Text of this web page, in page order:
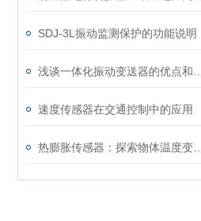
SDJ-3L振动监测保护的功能说明
速度传感器在交通控制中的应用